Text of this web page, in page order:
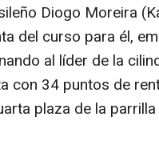
Diogo Moreira
del curso para él,
al líder de la
con 34 puntos de
plaza de la